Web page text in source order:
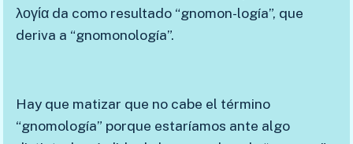
λογία da como resultado “gnomon-logía”, que
deriva a “gnomonología”.
Hay que matizar que no cabe el término
“gnomología” porque estaríamos ante algo